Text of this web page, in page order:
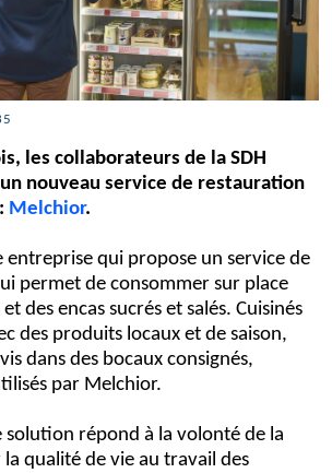
les collaborateurs de la SDH
nouveau service de restauration
Melchior.
entreprise qui propose un service de
permet de consommer sur place
des encas sucrés et salés. Cuisinés
des produits locaux et de saison,
dans des bocaux consignés,
par Melchior.
solution répond à la volonté de la
la qualité de vie au travail des